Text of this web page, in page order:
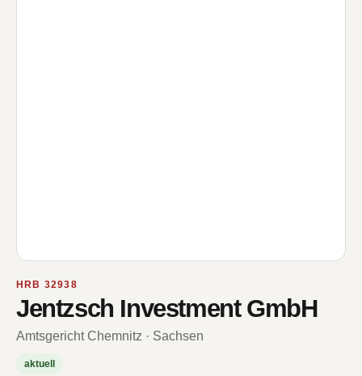
HRB 32938
Jentzsch Investment GmbH
Amtsgericht Chemnitz · Sachsen
aktuell